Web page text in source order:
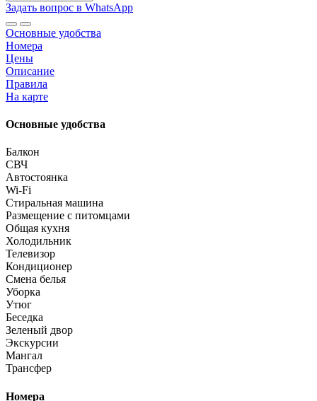
Задать вопрос в WhatsApp
Основные удобства
Номера
Цены
Описание
Правила
На карте
Основные удобства
Балкон
СВЧ
Автостоянка
Wi-Fi
Стиральная машина
Размещение с питомцами
Общая кухня
Холодильник
Телевизор
Кондиционер
Смена белья
Уборка
Утюг
Беседка
Зеленый двор
Экскурсии
Мангал
Трансфер
Номера